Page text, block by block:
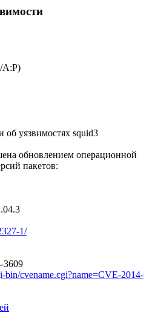
A:P)
об уязвимостях squid3
обновлением операционной
пакетов:
1/
3609
bin/cvename.cgi?name=CVE-2014-